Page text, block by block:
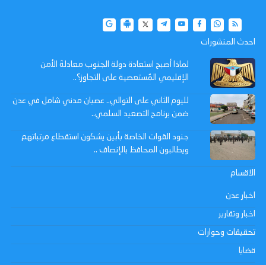
احدث المنشورات
لماذا أصبح استعادة دولة الجنوب معادلةَ الأمن
الإقليمي المُستعصية على التجاوز؟..
لليوم الثاني على التوالي.. عصيان مدني شامل في عدن
ضمن برنامج التصعيد السلمي..
جنود القوات الخاصة بأبين يشكون استقطاع مرتباتهم
ويطالبون المحافظ بالإنصاف ..
الاقسام
اخبار عدن
اخبار وتقارير
تحقيقات وحوارات
قضايا